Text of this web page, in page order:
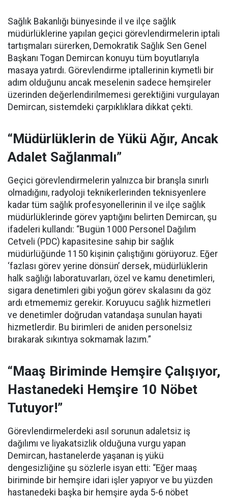
Sağlık Bakanlığı bünyesinde il ve ilçe sağlık
müdürlüklerine yapılan geçici görevlendirmelerin iptali
tartışmaları sürerken, Demokratik Sağlık Sen Genel
Başkanı Togan Demircan konuyu tüm boyutlarıyla
masaya yatırdı. Görevlendirme iptallerinin kıymetli bir
adım olduğunu ancak meselenin sadece hemşireler
üzerinden değerlendirilmemesi gerektiğini vurgulayan
Demircan, sistemdeki çarpıklıklara dikkat çekti.
“Müdürlüklerin de Yükü Ağır, Ancak
Adalet Sağlanmalı”
Geçici görevlendirmelerin yalnızca bir branşla sınırlı
olmadığını, radyoloji teknikerlerinden teknisyenlere
kadar tüm sağlık profesyonellerinin il ve ilçe sağlık
müdürlüklerinde görev yaptığını belirten Demircan, şu
ifadeleri kullandı: “Bugün 1000 Personel Dağılım
Cetveli (PDC) kapasitesine sahip bir sağlık
müdürlüğünde 1150 kişinin çalıştığını görüyoruz. Eğer
‘fazlası görev yerine dönsün’ dersek, müdürlüklerin
halk sağlığı laboratuvarları, özel ve kamu denetimleri,
sigara denetimleri gibi yoğun görev skalasını da göz
ardı etmememiz gerekir. Koruyucu sağlık hizmetleri
ve denetimler doğrudan vatandaşa sunulan hayati
hizmetlerdir. Bu birimleri de aniden personelsiz
bırakarak sıkıntıya sokmamak lazım.”
“Maaş Biriminde Hemşire Çalışıyor,
Hastanedeki Hemşire 10 Nöbet
Tutuyor!”
Görevlendirmelerdeki asıl sorunun adaletsiz iş
dağılımı ve liyakatsizlik olduğuna vurgu yapan
Demircan, hastanelerde yaşanan iş yükü
dengesizliğine şu sözlerle isyan etti: “Eğer maaş
biriminde bir hemşire idari işler yapıyor ve bu yüzden
hastanedeki başka bir hemşire ayda 5-6 nöbet